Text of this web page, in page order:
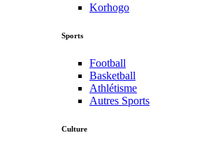
Korhogo
Sports
Football
Basketball
Athlétisme
Autres Sports
Culture